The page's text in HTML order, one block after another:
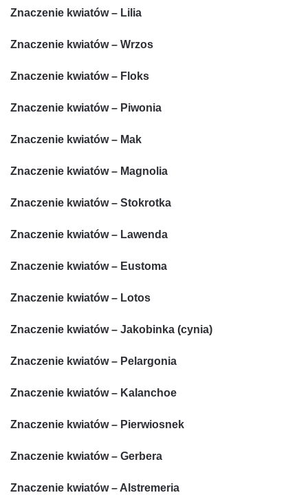
Znaczenie kwiatów – Lilia
Znaczenie kwiatów – Wrzos
Znaczenie kwiatów – Floks
Znaczenie kwiatów – Piwonia
Znaczenie kwiatów – Mak
Znaczenie kwiatów – Magnolia
Znaczenie kwiatów – Stokrotka
Znaczenie kwiatów – Lawenda
Znaczenie kwiatów – Eustoma
Znaczenie kwiatów – Lotos
Znaczenie kwiatów – Jakobinka (cynia)
Znaczenie kwiatów – Pelargonia
Znaczenie kwiatów – Kalanchoe
Znaczenie kwiatów – Pierwiosnek
Znaczenie kwiatów – Gerbera
Znaczenie kwiatów – Alstremeria